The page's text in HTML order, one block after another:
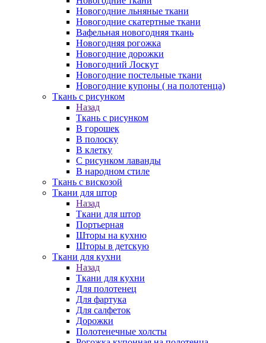
Новогодние льняные ткани
Новогодние скатертные ткани
Вафельная новогодняя ткань
Новогодняя рогожка
Новогодние дорожки
Новогодний Лоскут
Новогодние постельные ткани
Новогодние купоны ( на полотенца)
Ткань с рисунком
Назад
Ткань с рисунком
В горошек
В полоску
В клетку
С рисунком лаванды
В народном стиле
Ткань с вискозой
Ткани для штор
Назад
Ткани для штор
Портьерная
Шторы на кухню
Шторы в детскую
Ткани для кухни
Назад
Ткани для кухни
Для полотенец
Для фартука
Для салфеток
Дорожки
Полотенечные холсты